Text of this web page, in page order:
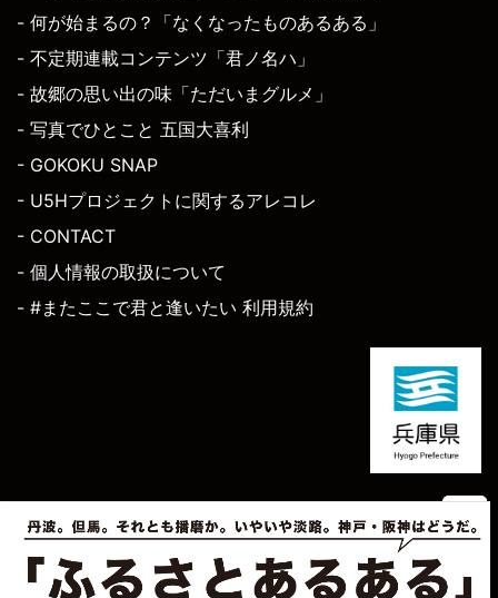
- 何が始まるの？「なくなったものあるある」
- 不定期連載コンテンツ「君ノ名ハ」
- 故郷の思い出の味「ただいまグルメ」
- 写真でひとこと 五国大喜利
- GOKOKU SNAP
- U5Hプロジェクトに関するアレコレ
- CONTACT
- 個人情報の取扱について
- #またここで君と逢いたい 利用規約